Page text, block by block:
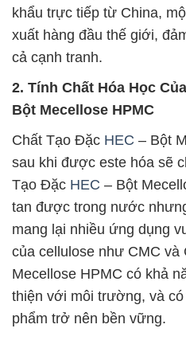
khẩu trực tiếp từ China,
xuất hàng đầu thế giới,
cả cạnh tranh.
2. Tính Chất Hóa Học
Bột Mecellose HPMC
Chất Tạo Đặc HEC – Bột
sau khi được este hóa sẽ
Tạo Đặc HEC – Bột
tan được trong nước
mang lại nhiều ứng dụng
của cellulose như CMC và
Mecellose HPMC có khả
thiện với môi trường, và
phẩm trở nên bền vững.